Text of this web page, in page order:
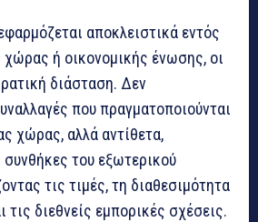
αποκλειστικά εντός
ή οικονομικής ένωσης, οι
διάσταση. Δεν
που πραγματοποιούνται
χώρας, αλλά αντίθετα,
του εξωτερικού
τις τιμές, τη διαθεσιμότητα
διεθνείς εμπορικές σχέσεις.